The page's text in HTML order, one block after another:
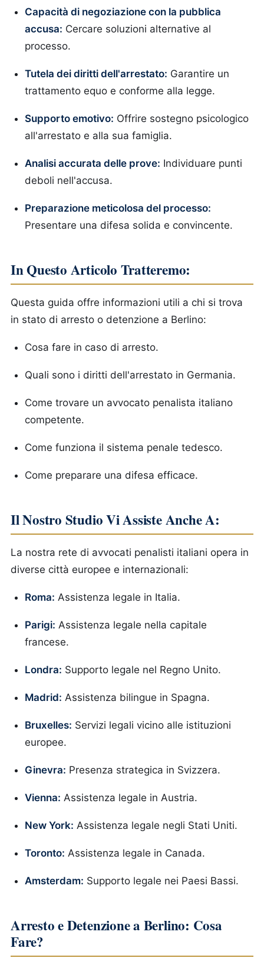
Capacità di negoziazione con la pubblica
accusa: Cercare soluzioni alternative al
processo.
Tutela dei diritti dell'arrestato: Garantire un
trattamento equo e conforme alla legge.
Supporto emotivo: Offrire sostegno psicologico
all'arrestato e alla sua famiglia.
Analisi accurata delle prove: Individuare punti
deboli nell'accusa.
Preparazione meticolosa del processo:
Presentare una difesa solida e convincente.
In Questo Articolo Tratteremo:
Questa guida offre informazioni utili a chi si trova
in stato di arresto o detenzione a Berlino:
Cosa fare in caso di arresto.
Quali sono i diritti dell'arrestato in Germania.
Come trovare un avvocato penalista italiano
competente.
Come funziona il sistema penale tedesco.
Come preparare una difesa efficace.
Il Nostro Studio Vi Assiste Anche A:
La nostra rete di avvocati penalisti italiani opera in
diverse città europee e internazionali:
Roma: Assistenza legale in Italia.
Parigi: Assistenza legale nella capitale
francese.
Londra: Supporto legale nel Regno Unito.
Madrid: Assistenza bilingue in Spagna.
Bruxelles: Servizi legali vicino alle istituzioni
europee.
Ginevra: Presenza strategica in Svizzera.
Vienna: Assistenza legale in Austria.
New York: Assistenza legale negli Stati Uniti.
Toronto: Assistenza legale in Canada.
Amsterdam: Supporto legale nei Paesi Bassi.
Arresto e Detenzione a Berlino: Cosa
Fare?